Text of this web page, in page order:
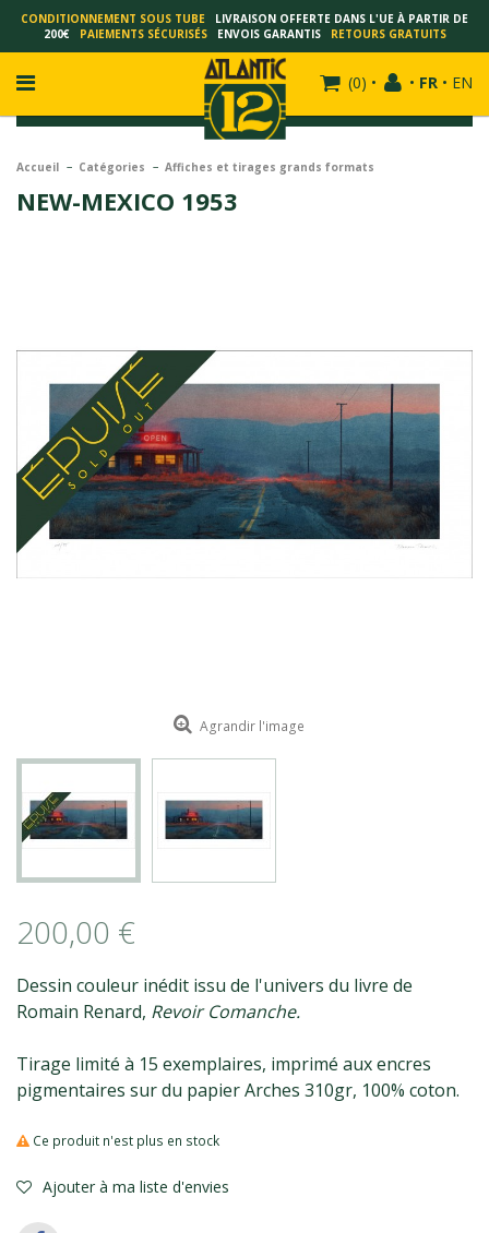
CONDITIONNEMENT SOUS TUBE
LIVRAISON OFFERTE DANS L'UE À PARTIR DE
200€
PAIEMENTS SÉCURISÉS ENVOIS GARANTIS RETOURS GRATUITS
(0) • • FR • EN
SCHUITEN - PLISSART
SCHUITEN - ZILLER
SCHUITEN - LI KUNWU
ALAIN GOFFIN
LUC SCHUITEN
ROMAIN RENARD
DAVID MERVEILLE
Accueil Catégories Affiches et tirages grands formats
NEW-MEXICO 1953
Agrandir l'image
200,00 €
Dessin couleur inédit issu de l'univers du livre de
Romain Renard, Revoir Comanche.
Tirage limité à 15 exemplaires, imprimé aux encres
pigmentaires sur du papier Arches 310gr, 100% coton.
Ce produit n'est plus en stock
Ajouter à ma liste d'envies